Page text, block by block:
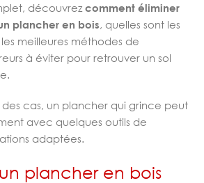
découvrez comment éliminer
plancher en bois, quelles sont les
meilleures méthodes de
à éviter pour retrouver un sol
cas, un plancher qui grince peut
avec quelques outils de
adaptées.
plancher en bois